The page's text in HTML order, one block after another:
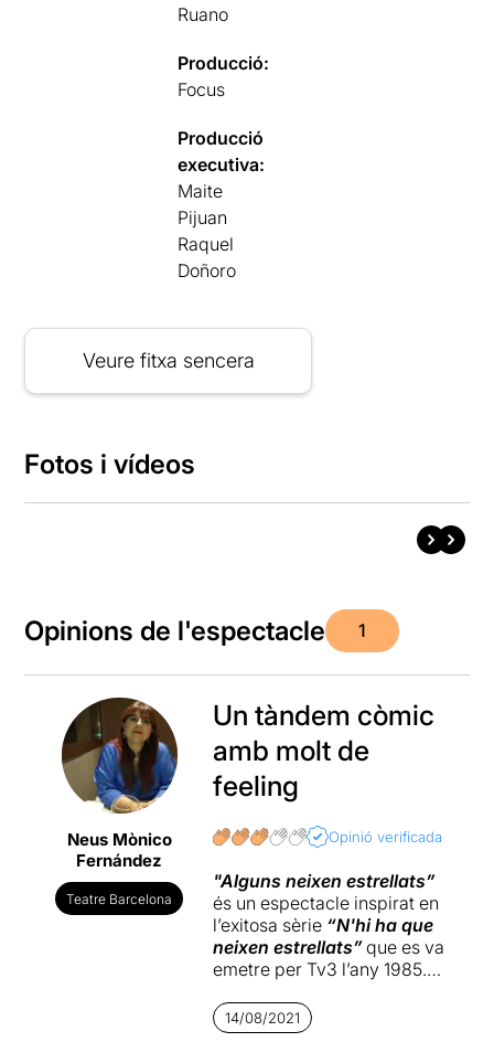
Ruano
Producció:
Focus
Producció
executiva:
Maite
Pijuan
Raquel
Doñoro
Veure fitxa sencera
Fotos i vídeos
Opinions de l'espectacle 1
Neus Mònico
Fernández
Teatre Barcelona
Un tàndem còmic
amb molt de
feeling
Opinió verificada
"Alguns neixen estrellats”
és un espectacle inspirat en
l’exitosa sèrie “N'hi ha que
neixen estrellats”que es va
emetre per Tv3 l’any 1985.
“Alguns neixen estrellats”
es va estrenar a Mataró en el
14/08/2021